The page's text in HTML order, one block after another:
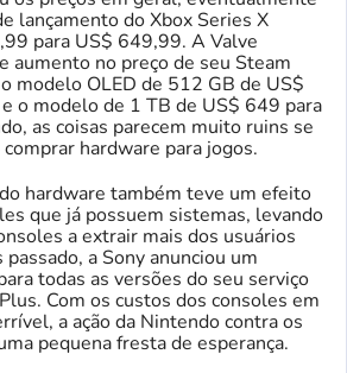
lançamento do Xbox Series X
para US$ 649,99. A Valve
aumento no preço de seu Steam
modelo OLED de 512 GB de US$
o modelo de 1 TB de US$ 649 para
as coisas parecem muito ruins se
hardware para jogos.
hardware também teve um efeito
que já possuem sistemas, levando
a extrair mais dos usuários
a Sony anunciou um
todas as versões do seu serviço
Com os custos dos consoles em
a ação da Nintendo contra os
pequena fresta de esperança.